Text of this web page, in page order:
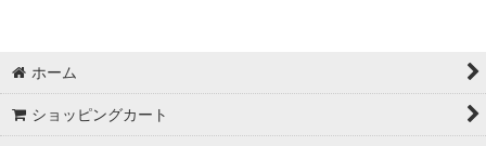
ホーム
ショッピングカート